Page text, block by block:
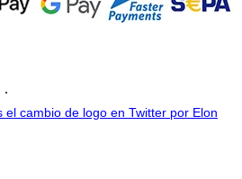
.
el cambio de logo en Twitter por Elon